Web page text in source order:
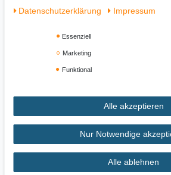
Impressum
Widerrufs­recht Vertrag
Daten­schutz­erklärung
Impressum
Essenziell
Marketing
Funktional
Alle akzeptieren
Nur Notwendige
Alle ablehnen